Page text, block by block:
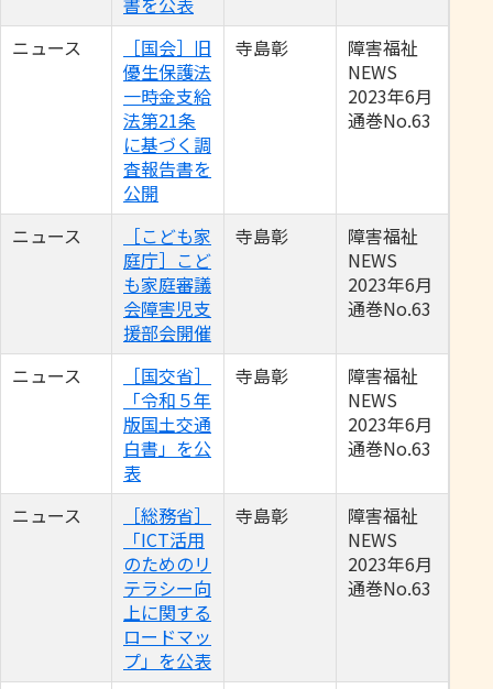
ニュース
［国会］旧
優生保護法
一時金支給
法第21条
に基づく調
査報告書を
公開
寺島彰
障害福祉
NEWS
2023年6月
通巻No.63
ニュース
［こども家
庭庁］こど
も家庭審議
会障害児支
援部会開催
寺島彰
障害福祉
NEWS
2023年6月
通巻No.63
ニュース
［国交省］
「令和５年
版国土交通
白書」を公
表
寺島彰
障害福祉
NEWS
2023年6月
通巻No.63
ニュース
［総務省］
「ICT活用
のためのリ
テラシー向
上に関する
ロードマッ
プ」を公表
寺島彰
障害福祉
NEWS
2023年6月
通巻No.63